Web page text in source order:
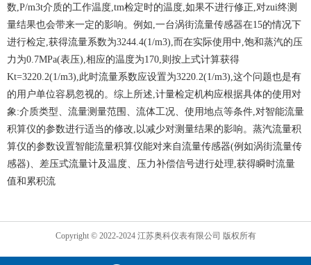
数,P/m3t介质的工作温度,tm检定时的温度,如果不进行修正,对zui终测
量结果也会带来一定的影响。例如,一台涡街流量传感器在15的情况下
进行检定,获得流量系数为3244.4(1/m3),而在实际使用中,饱和蒸汽的压
力为0.7MPa(表压),相应的温度为170,则按上式计算获得
Kt=3220.2(1/m3),此时流量系数应设置为3220.2(1/m3),这个问题也是有
的用户单位容易忽视的。综上所述,计量检定机构应根据具体的使用对
象:介质类型、流量测量范围、流体工况、使用地点等条件,对智能流量
积算仪的参数进行适当的修改,以减少对测量结果的影响。蒸汽流量积
算仪的参数设置智能流量积算仪能对来自流量传感器(例如涡街流量传
感器)、差压式流量计及温度、压力补偿信号进行处理,获得瞬时流量
值和累积流
Copyright © 2022-2024 江苏奥科仪表有限公司 版权所有